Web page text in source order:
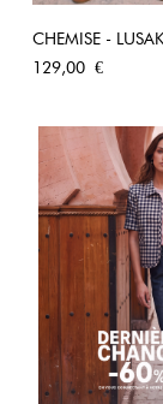
CHEMISE -
Prix
129,00 €